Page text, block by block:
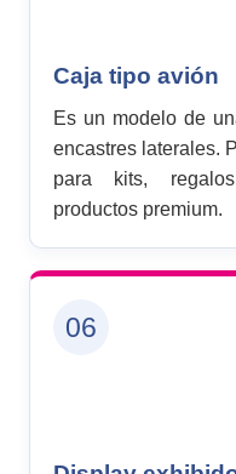
Caja tipo avión
Es un modelo de
encastres laterales.
para kits,
productos premium.
06